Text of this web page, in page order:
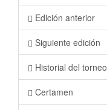
Edición anterior
Siguiente edición
Historial del torneo
Certamen